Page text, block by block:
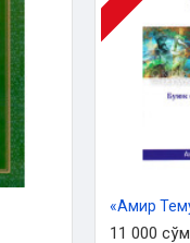
11 000 сўм